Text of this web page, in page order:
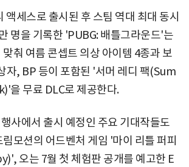
액세스로 출시된 후 스팀 역대 최대 동시
명을 기록한 'PUBG: 배틀그라운드'는
춰 여름 콘셉트 의상 아이템 4종과 보
자, BP 등이 포함된 '서머 레디 팩(Sum
을 무료 DLC로 제공한다.
사에서 출시 예정인 주요 기대작들도
모션의 어드벤처 게임 '마이 리틀 퍼피
오는 7월 첫 체험판 공개를 예고한 E